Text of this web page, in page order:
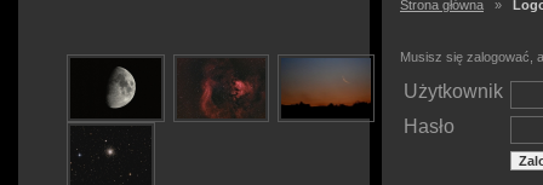
Strona główna »
Musisz się zalogować,
Użytkownik
Hasło